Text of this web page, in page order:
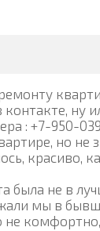
ну
: +7-950-
но не
красиво,
была не в
мы в